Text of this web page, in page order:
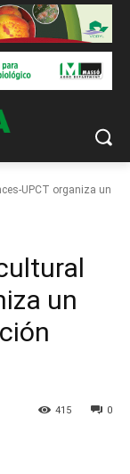
UPCT organiza un
un
0
415